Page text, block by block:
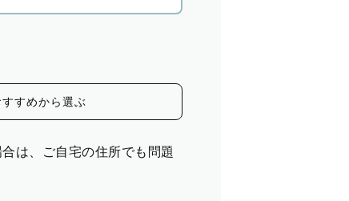
すすめから選ぶ
は、ご自宅の住所でも問題